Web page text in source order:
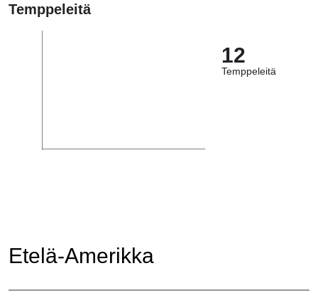
Temppeleitä
12
Temppeleitä
Etelä-Amerikka